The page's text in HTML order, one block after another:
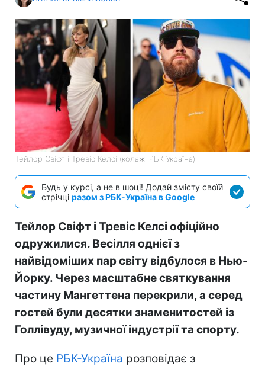
Тейлор Свіфт і Тревіс Келсі (колаж: РБК-Україна)
Будь у курсі, а не в шоці! Додай змісту своїй
стрічці разом з РБК-Україна в Google
Тейлор Свіфт і Тревіс Келсі офіційно
одружилися. Весілля однієї з
найвідоміших пар світу відбулося в Нью-
Йорку. Через масштабне святкування
частину Мангеттена перекрили, а серед
гостей були десятки знаменитостей із
Голлівуду, музичної індустрії та спорту.
Про це РБК-Україна розповідає з